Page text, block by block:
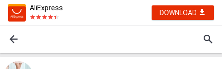
AliExpress
DOWNLOAD